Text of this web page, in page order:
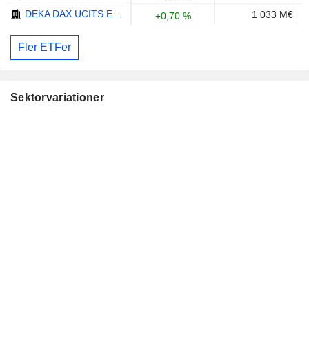
DEKA DAX UCITS ETF (AUSSCHUTTEND) - EUR
+0,70 % 1 033 M€
Fler ETFer
Sektorvariationer